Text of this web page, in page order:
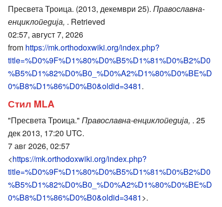
Пресвета Троица. (2013, декември 25). Православна-
енциклопедија, . Retrieved
02:57, август 7, 2026
from https://mk.orthodoxwiki.org/index.php?
title=%D0%9F%D1%80%D0%B5%D1%81%D0%B2%D0
%B5%D1%82%D0%B0_%D0%A2%D1%80%D0%BE%D
0%B8%D1%86%D0%B0&oldid=3481.
Стил MLA
"Пресвета Троица." Православна-енциклопедија, . 25
дек 2013, 17:20 UTC.
7 авг 2026, 02:57
<https://mk.orthodoxwiki.org/index.php?
title=%D0%9F%D1%80%D0%B5%D1%81%D0%B2%D0
%B5%D1%82%D0%B0_%D0%A2%D1%80%D0%BE%D
0%B8%D1%86%D0%B0&oldid=3481>.